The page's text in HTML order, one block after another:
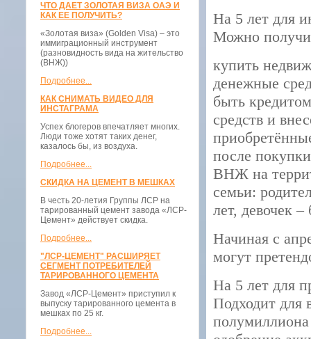
ЧТО ДАЕТ ЗОЛОТАЯ ВИЗА ОАЭ И
КАК ЕЕ ПОЛУЧИТЬ?
«Золотая виза» (Golden Visa) – это
иммиграционный инструмент
(разновидность вида на жительство
(ВНЖ))
Подробнее...
КАК СНИМАТЬ ВИДЕО ДЛЯ
ИНСТАГРАМА
Успех блогеров впечатляет многих.
Люди тоже хотят таких денег,
казалось бы, из воздуха.
Подробнее...
СКИДКА НА ЦЕМЕНТ В МЕШКАХ
В честь 20-летия Группы ЛСР на
тарированный цемент завода «ЛСР-
Цемент» действует скидка.
Подробнее...
"ЛСР-ЦЕМЕНТ" РАСШИРЯЕТ
СЕГМЕНТ ПОТРЕБИТЕЛЕЙ
ТАРИРОВАННОГО ЦЕМЕНТА
Завод «ЛСР-Цемент» приступил к
выпуску тарированного цемента в
мешках по 25 кг.
Подробнее...
На 5 лет для
Можно
купить
денежные
быть
средств и
после
ВНЖ на
семьи:
лет, девочек
Начиная с
могут
На 5 лет для
Подходит для